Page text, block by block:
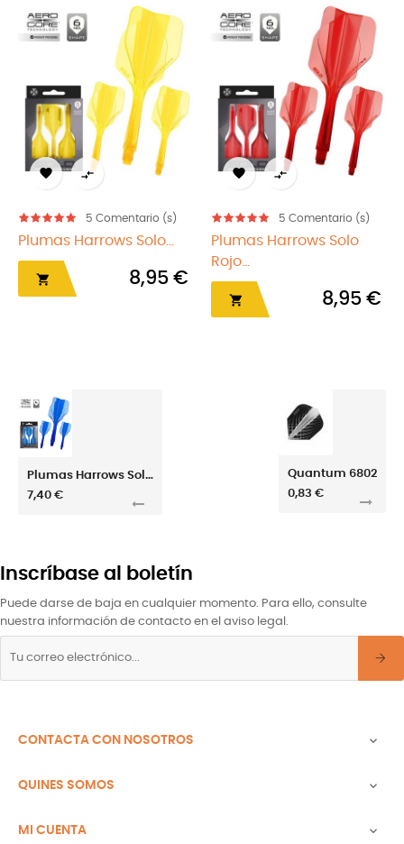
(s)
Solo...
8,95 €
5 Comentario (s)
Plumas Harrows Solo
8,95 €
5
Plumas

Plumas Harrows Solo Azul Nº6 Corta
7,40 €
Quantum 6802
0,83 €
Inscríbase al boletín
Puede darse de baja en cualquier momento. Para ello, consulte
nuestra información de contacto en el aviso legal.
CONTACTA CON NOSOTROS 
QUINES SOMOS 
MI CUENTA 